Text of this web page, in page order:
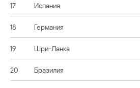
17 Испания
18 Германия
19 Шри-Ланка
20 Бразилия